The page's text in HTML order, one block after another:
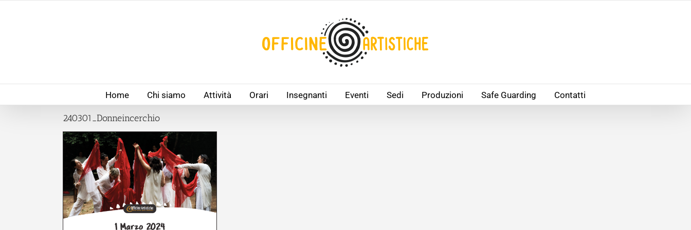
Home Chi siamo Attività Orari Insegnanti Eventi Sedi Produzioni Safe Guarding Contatti
240301_Donneincerchio